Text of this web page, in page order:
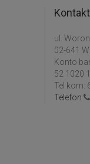
Kontakt
ul.
02-641
Konto
52 1020
Tel kom:
Telefon